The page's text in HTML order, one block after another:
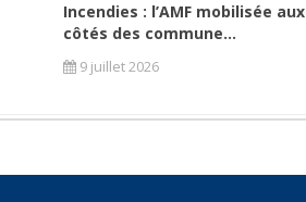
Incendies : l’AMF mobilisée aux
côtés des commune...
9 juillet 2026